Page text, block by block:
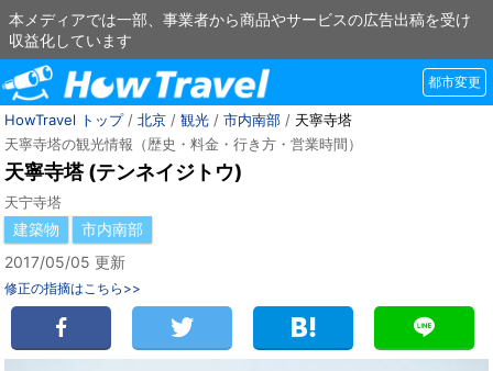
本メディアでは一部、事業者から商品やサービスの広告出稿を受け
収益化しています
都市変更
HowTravel トップ/ 北京 / 観光 / 市内南部 / 天寧寺塔
天寧寺塔の観光情報（歴史・料金・行き方・営業時間）
天寧寺塔 (テンネイジトウ)
天宁寺塔
建築物
市内南部
2017/05/05 更新
修正の指摘はこちら>>